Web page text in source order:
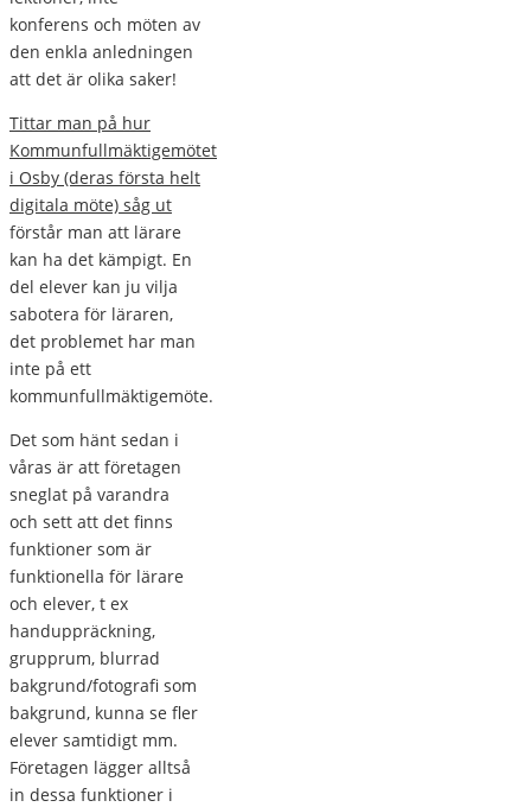
konferens och möten av
den enkla anledningen
att det är olika saker!
Tittar man på hur
Kommunfullmäktigemötet
i Osby (deras första helt
digitala möte) såg ut
förstår man att lärare
kan ha det kämpigt. En
del elever kan ju vilja
sabotera för läraren,
det problemet har man
inte på ett
kommunfullmäktigemöte.
Det som hänt sedan i
våras är att företagen
sneglat på varandra
och sett att det finns
funktioner som är
funktionella för lärare
och elever, t ex
handuppräckning,
grupprum, blurrad
bakgrund/fotografi som
bakgrund, kunna se fler
elever samtidigt mm.
Företagen lägger alltså
in dessa funktioner i